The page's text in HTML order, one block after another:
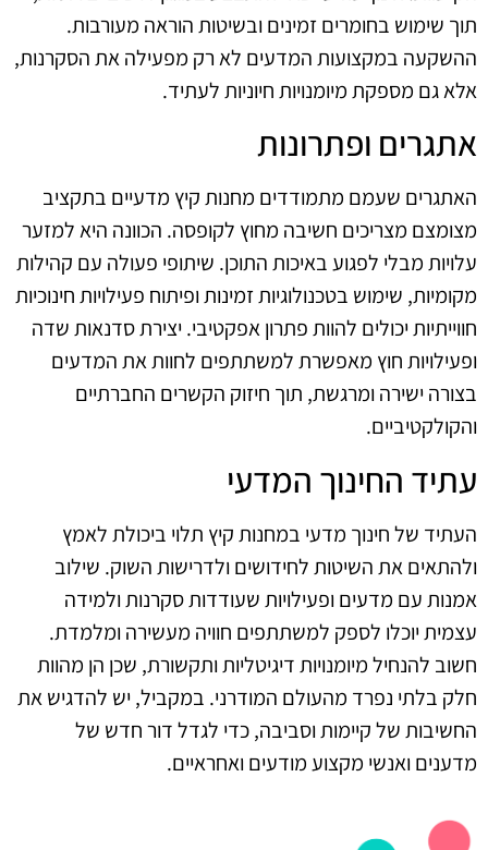
תוך שימוש בחומרים זמינים ובשיטות הוראה מעורבות.
ההשקעה במקצועות המדעים לא רק מפעילה את הסקרנות,
אלא גם מספקת מיומנויות חיוניות לעתיד.
אתגרים ופתרונות
האתגרים שעמם מתמודדים מחנות קיץ מדעיים בתקציב
מצומצם מצריכים חשיבה מחוץ לקופסה. הכוונה היא למזער
עלויות מבלי לפגוע באיכות התוכן. שיתופי פעולה עם קהילות
מקומיות, שימוש בטכנולוגיות זמינות ופיתוח פעילויות חינוכיות
חווייתיות יכולים להוות פתרון אפקטיבי. יצירת סדנאות שדה
ופעילויות חוץ מאפשרת למשתתפים לחוות את המדעים
בצורה ישירה ומרגשת, תוך חיזוק הקשרים החברתיים
והקולקטיביים.
עתיד החינוך המדעי
העתיד של חינוך מדעי במחנות קיץ תלוי ביכולת לאמץ
ולהתאים את השיטות לחידושים ולדרישות השוק. שילוב
אמנות עם מדעים ופעילויות שעודדות סקרנות ולמידה
עצמית יוכלו לספק למשתתפים חוויה מעשירה ומלמדת.
חשוב להנחיל מיומנויות דיגיטליות ותקשורת, שכן הן מהוות
חלק בלתי נפרד מהעולם המודרני. במקביל, יש להדגיש את
החשיבות של קיימות וסביבה, כדי לגדל דור חדש של
מדענים ואנשי מקצוע מודעים ואחראיים.